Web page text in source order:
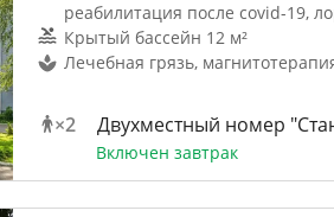
реабилитация после covid-19,
Крытый бассейн 12 м²
Лечебная грязь,
×2 Двухместный номер
Включен завтрак